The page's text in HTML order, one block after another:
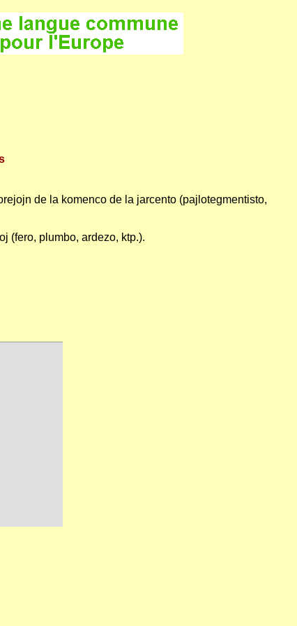
de la komenco de la jarcento (pajlotegmentisto,
(fero, plumbo, ardezo, ktp.).